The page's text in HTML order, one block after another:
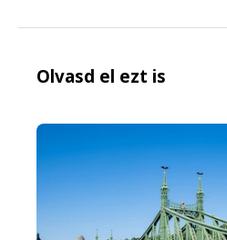
Olvasd el ezt is